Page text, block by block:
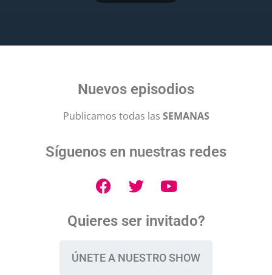
Nuevos episodios
Publicamos todas las SEMANAS
Síguenos en nuestras redes
Quieres ser invitado?
ÚNETE A NUESTRO SHOW